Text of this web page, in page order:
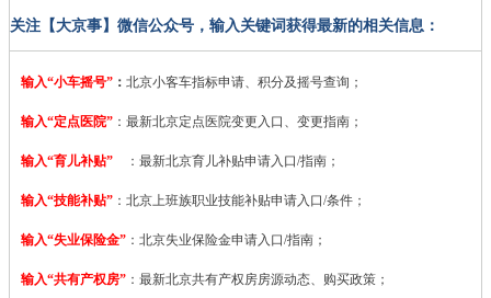
关注【大京事】微信公众号，输入关键词获得最新的相关信息：
输入“小车摇号” ： 北京小客车指标申请、积分及摇号查询；
输入“定点医院” ： 最新北京定点医院变更入口、变更指南；
输入“育儿补贴” ：最新北京育儿补贴申请入口/指南；
输入“技能补贴” ： 北京上班族职业技能补贴申请入口/条件；
输入“失业保险金” ：北京失业保险金申请入口/指南；
输入“共有产权房” ：最新北京共有产权房房源动态、购买政策；